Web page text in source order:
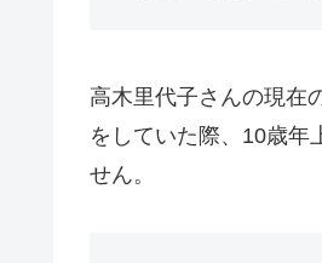
高木里代子さんの現在
をしていた際、10歳年
せん。